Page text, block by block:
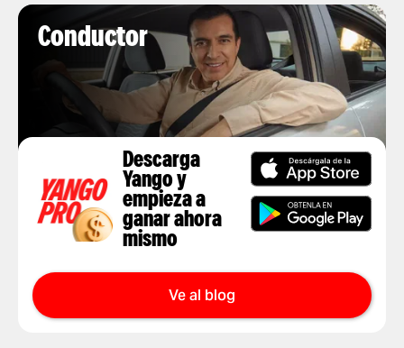
Conductor
Descarga
Yango y
empieza a
ganar ahora
mismo
Ve al blog